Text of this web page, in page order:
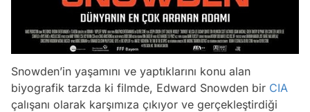
Snowden’in yaşamını ve yaptıklarını konu alan
biyografik tarzda ki filmde, Edward Snowden bir CIA
çalışanı olarak karşımıza çıkıyor ve gerçekleştirdiği